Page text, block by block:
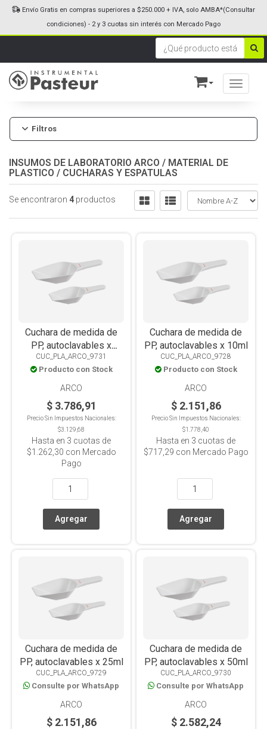
Toggle
Envío Gratis en compras superiores a $250.000 + IVA, solo AMBA*(Consultar
condiciones) - 2 y 3 cuotas sin interés con Mercado Pago
Filtros
INSUMOS DE LABORATORIO ARCO / MATERIAL DE
PLASTICO / CUCHARAS Y ESPATULAS
Se encontraron 4 productos
Cuchara de medida de
PP, autoclavables x
100ml
CUC_PLA_ARCO_9731
Producto con Stock
ARCO
$ 3.786,91
Precio Sin Impuestos Nacionales:
$3.129,68
Hasta en 3 cuotas de
$1.262,30 con Mercado
Pago
Cuchara de medida de
PP, autoclavables x 10ml
CUC_PLA_ARCO_9728
Producto con Stock
ARCO
$ 2.151,86
Precio Sin Impuestos Nacionales:
$1.778,40
Hasta en 3 cuotas de
$717,29 con Mercado Pago
Cuchara de medida de
PP, autoclavables x 25ml
CUC_PLA_ARCO_9729
Consulte por WhatsApp
ARCO
$ 2.151,86
Cuchara de medida de
PP, autoclavables x 50ml
CUC_PLA_ARCO_9730
Consulte por WhatsApp
ARCO
$ 2.582,24